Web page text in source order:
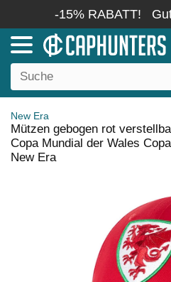
-15% RABATT!
New Era
Mützen gebogen rot
Copa Mundial der Wales
New Era